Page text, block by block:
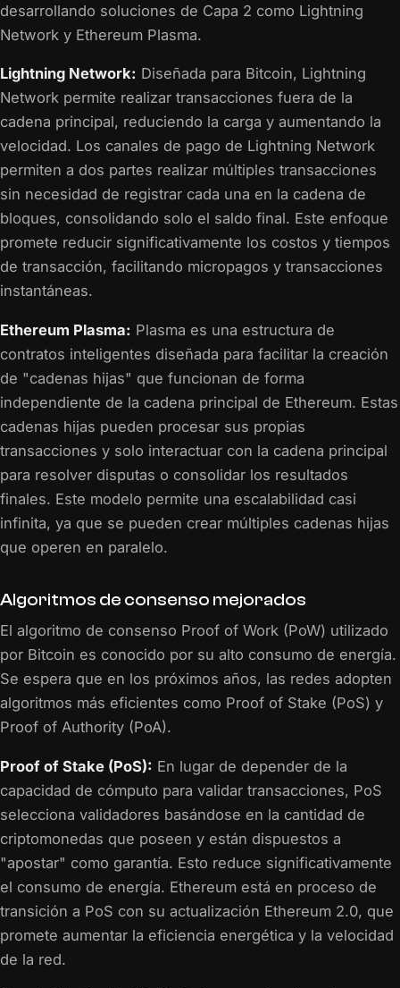
desarrollando soluciones de Capa 2 como Lightning
Network y Ethereum Plasma.
Lightning Network: Diseñada para Bitcoin, Lightning
Network permite realizar transacciones fuera de la
cadena principal, reduciendo la carga y aumentando la
velocidad. Los canales de pago de Lightning Network
permiten a dos partes realizar múltiples transacciones
sin necesidad de registrar cada una en la cadena de
bloques, consolidando solo el saldo final. Este enfoque
promete reducir significativamente los costos y tiempos
de transacción, facilitando micropagos y transacciones
instantáneas.
Ethereum Plasma: Plasma es una estructura de
contratos inteligentes diseñada para facilitar la creación
de "cadenas hijas" que funcionan de forma
independiente de la cadena principal de Ethereum. Estas
cadenas hijas pueden procesar sus propias
transacciones y solo interactuar con la cadena principal
para resolver disputas o consolidar los resultados
finales. Este modelo permite una escalabilidad casi
infinita, ya que se pueden crear múltiples cadenas hijas
que operen en paralelo.
Algoritmos de consenso mejorados
El algoritmo de consenso Proof of Work (PoW) utilizado
por Bitcoin es conocido por su alto consumo de energía.
Se espera que en los próximos años, las redes adopten
algoritmos más eficientes como Proof of Stake (PoS) y
Proof of Authority (PoA).
Proof of Stake (PoS): En lugar de depender de la
capacidad de cómputo para validar transacciones, PoS
selecciona validadores basándose en la cantidad de
criptomonedas que poseen y están dispuestos a
"apostar" como garantía. Esto reduce significativamente
el consumo de energía. Ethereum está en proceso de
transición a PoS con su actualización Ethereum 2.0, que
promete aumentar la eficiencia energética y la velocidad
de la red.